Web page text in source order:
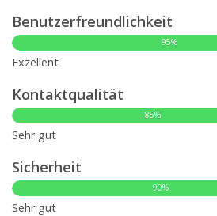
Benutzerfreundlichkeit
95%
Exzellent
Kontaktqualität
85%
Sehr gut
Sicherheit
90%
Sehr gut